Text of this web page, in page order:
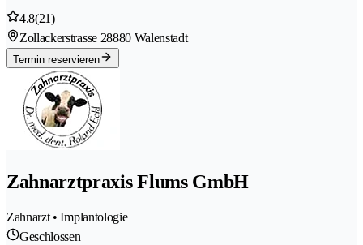
4.8(21)
Zollackerstrasse 28880 Walenstadt
Termin reservieren
Zahnarztpraxis Flums GmbH
Zahnarzt • Implantologie
Geschlossen